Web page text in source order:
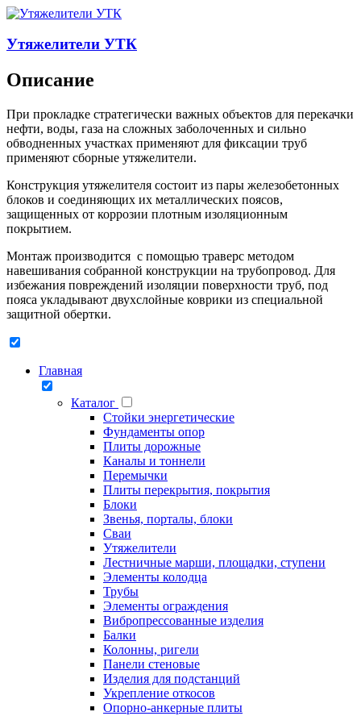
Утяжелители УТК
Описание
При прокладке стратегически важных объектов для перекачки
нефти, воды, газа на сложных заболоченных и сильно
обводненных участках применяют для фиксации труб
применяют сборные утяжелители.
Конструкция утяжелителя состоит из пары железобетонных
блоков и соединяющих их металлических поясов,
защищенных от коррозии плотным изоляционным
покрытием.
Монтаж производится с помощью траверс методом
навешивания собранной конструкции на трубопровод. Для
избежания повреждений изоляции поверхности труб, под
пояса укладывают двухслойные коврики из специальной
защитной обертки.
Главная
Каталог
Стойки энергетические
Фундаменты опор
Плиты дорожные
Каналы и тоннели
Перемычки
Плиты перекрытия, покрытия
Блоки
Звенья, порталы, блоки
Сваи
Утяжелители
Лестничные марши, площадки, ступени
Элементы колодца
Трубы
Элементы ограждения
Вибропрессованные изделия
Балки
Колонны, ригели
Панели стеновые
Изделия для подстанций
Укрепление откосов
Опорно-анкерные плиты